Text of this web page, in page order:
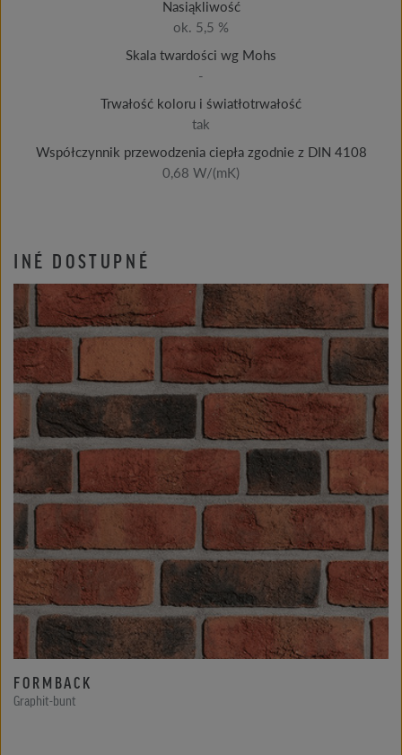
Nasiąkliwość
ok. 5,5 %
Skala twardości wg Mohs
-
Trwałość koloru i światłotrwałość
tak
Współczynnik przewodzenia ciepła zgodnie z DIN 4108
0,68 W/(mK)
INÉ DOSTUPNÉ
FORMBACK
Graphit-bunt